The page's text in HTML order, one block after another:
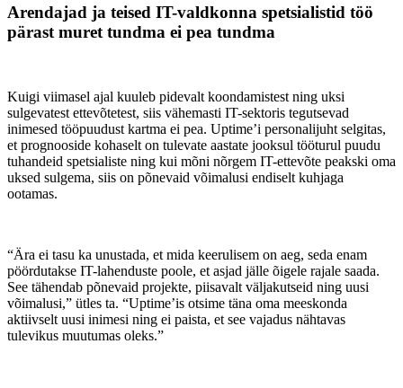
Arendajad ja teised IT-valdkonna spetsialistid töö
pärast muret tundma ei pea tundma
Kuigi viimasel ajal kuuleb pidevalt koondamistest ning uksi
sulgevatest ettevõtetest, siis vähemasti IT-sektoris tegutsevad
inimesed tööpuudust kartma ei pea. Uptime’i personalijuht selgitas,
et prognooside kohaselt on tulevate aastate jooksul tööturul puudu
tuhandeid spetsialiste ning kui mõni nõrgem IT-ettevõte peakski oma
uksed sulgema, siis on põnevaid võimalusi endiselt kuhjaga
ootamas.
“Ära ei tasu ka unustada, et mida keerulisem on aeg, seda enam
pöördutakse IT-lahenduste poole, et asjad jälle õigele rajale saada.
See tähendab põnevaid projekte, piisavalt väljakutseid ning uusi
võimalusi,” ütles ta. “Uptime’is otsime täna oma meeskonda
aktiivselt uusi inimesi ning ei paista, et see vajadus nähtavas
tulevikus muutumas oleks.”